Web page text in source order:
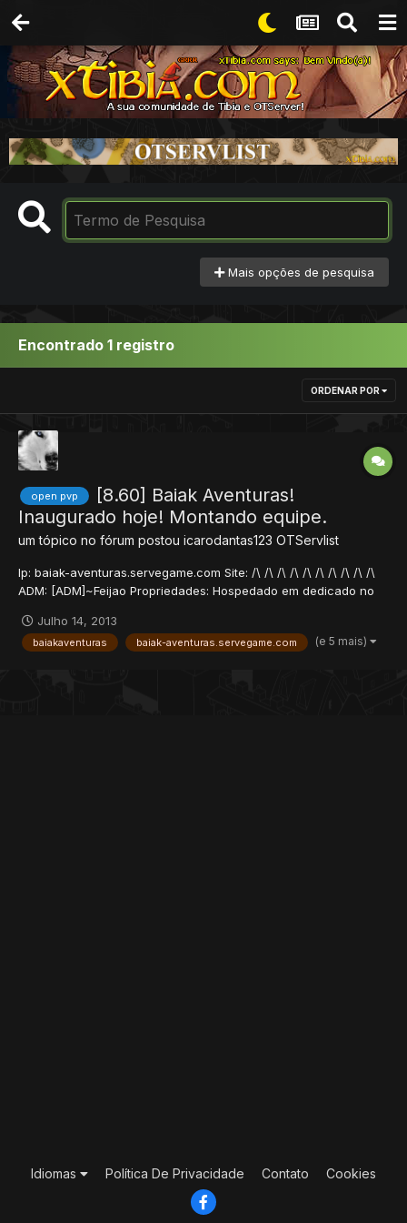
Mais opções de pesquisa
Encontrado 1 registro
ORDENAR POR
open pvp
[8.60] Baiak Aventuras!
Inaugurado hoje! Montando equipe.
um tópico no fórum postou icarodantas123 OTServlist
Ip: baiak-aventuras.servegame.com Site: /\ /\ /\ /\ /\ /\ /\ /\ /\ /\
ADM: [ADM]~Feijao Propriedades: Hospedado em dedicado no
ping. Outras propriedades: • Cidades: ├ Baiak City ├ Desert Cit...
Julho 14, 2013
baiakaventuras baiak-aventuras.servegame.com (e 5 mais)
Idiomas Política De Privacidade Contato Cookies